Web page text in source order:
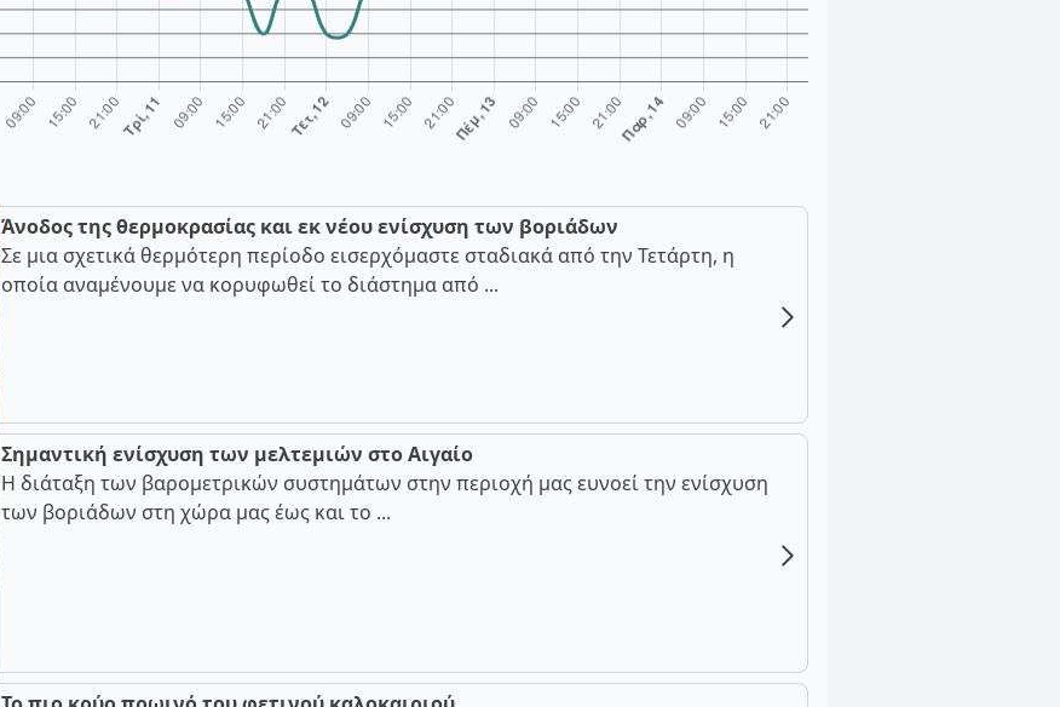
Άνοδος της θερμοκρασίας και εκ νέου ενίσχυση των βοριάδων
Σε μια σχετικά θερμότερη περίοδο εισερχόμαστε σταδιακά από την Τετάρτη, η
οποία αναμένουμε να κορυφωθεί το διάστημα από ...
Σημαντική ενίσχυση των μελτεμιών στο Αιγαίο
Η διάταξη των βαρομετρικών συστημάτων στην περιοχή μας ευνοεί την ενίσχυση
των βοριάδων στη χώρα μας έως και το ...